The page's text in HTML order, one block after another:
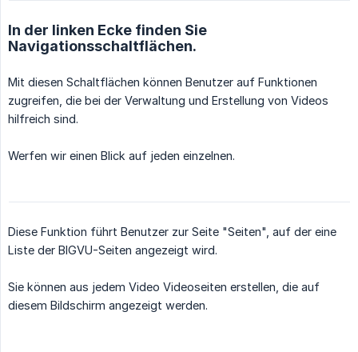
In der linken Ecke finden Sie
Navigationsschaltflächen.
Mit diesen Schaltflächen können Benutzer auf Funktionen
zugreifen, die bei der Verwaltung und Erstellung von Videos
hilfreich sind.
Werfen wir einen Blick auf jeden einzelnen.
Diese Funktion führt Benutzer zur Seite "Seiten", auf der eine
Liste der BIGVU-Seiten angezeigt wird.
Sie können aus jedem Video Videoseiten erstellen, die auf
diesem Bildschirm angezeigt werden.